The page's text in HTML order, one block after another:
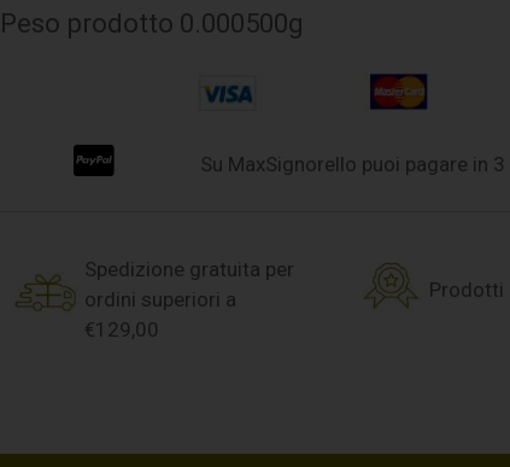
Peso prodotto 0.000500g
Su MaxSignorello puoi pagare in 3
Spedizione gratuita per
ordini superiori a
€129,00
Prodotti